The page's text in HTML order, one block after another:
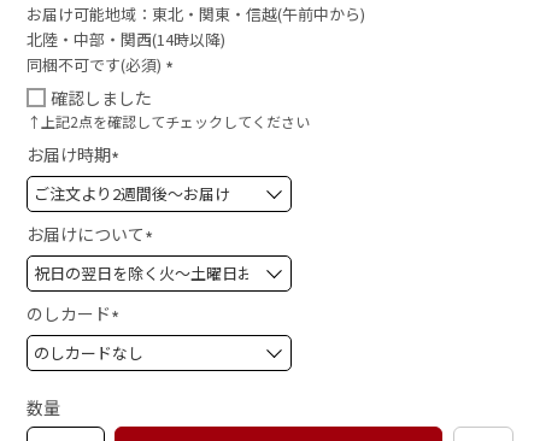
お届け可能地域：東北・関東・信越(午前中から)
北陸・中部・関西(14時以降)
同梱不可です(必須)
必
確認しました
↑上記2点を確認してチェックしてください
お届け時期
(
必
須
)
お届けについて
(
必
)
のしカード
(
必
数量